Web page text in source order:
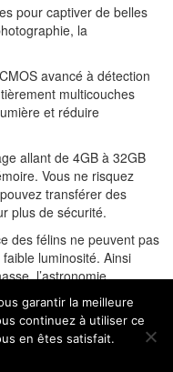
pour captiver de belles
la
avancé à détection
multicouches
et réduire
allant de 4GB à 32GB
Vous ne risquez
transférer des
plus de sécurité.
des félins ne peuvent pas
luminosité. Ainsi
l’astronomie
le sport, l’utilisation
garantir la meilleure
continuez à utiliser ce
en êtes satisfait.